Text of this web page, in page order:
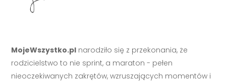
MojeWszystko.pl narodziło się z przekonania, że
rodzicielstwo to nie sprint, a maraton - pełen
nieoczekiwanych zakrętów, wzruszających momentów i